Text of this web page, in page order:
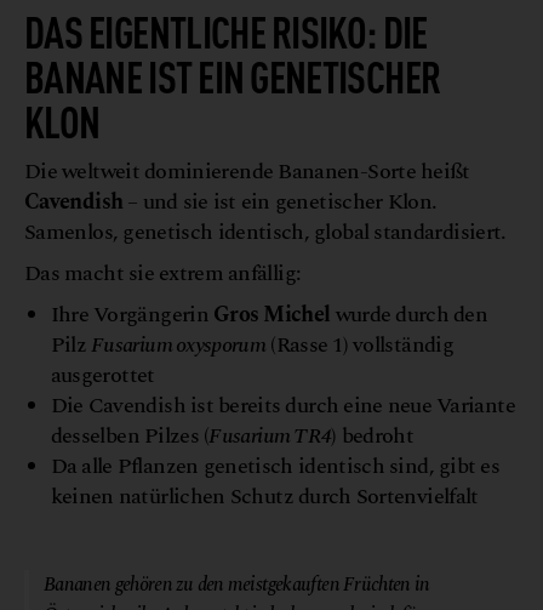
DAS EIGENTLICHE RISIKO: DIE
BANANE IST EIN GENETISCHER
KLON
Die weltweit dominierende Bananen-Sorte heißt
Cavendish– und sie ist ein genetischer Klon.
Samenlos, genetisch identisch, global standardisiert.
Das macht sie extrem anfällig:
Ihre VorgängerinGros Michelwurde durch den
PilzFusarium oxysporum(Rasse 1) vollständig
ausgerottet
Die Cavendish ist bereits durch eine neue Variante
desselben Pilzes (Fusarium TR4) bedroht
Da alle Pflanzen genetisch identisch sind, gibt es
keinen natürlichen Schutz durch Sortenvielfalt
Bananen gehören zu den meistgekauften Früchten in